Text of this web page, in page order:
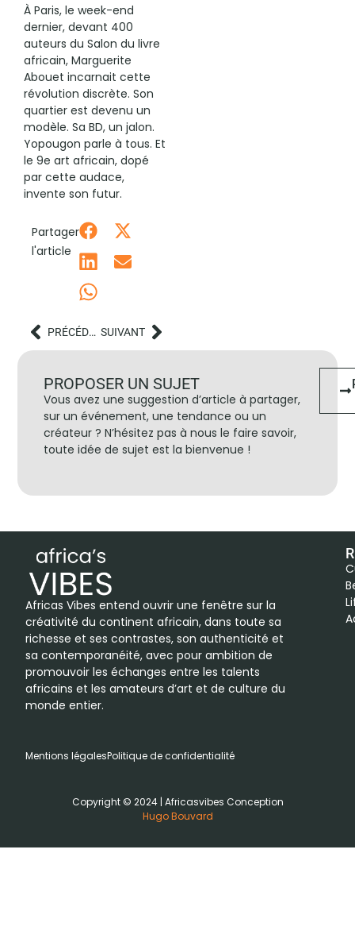
À Paris, le week-end
dernier, devant 400
auteurs du Salon du livre
africain, Marguerite
Abouet incarnait cette
révolution discrète. Son
quartier est devenu un
modèle. Sa BD, un jalon.
Yopougon parle à tous. Et
le 9e art africain, dopé
par cette audace,
invente son futur.
Partager
l'article
PRÉCÉDENT SUIVANT
PROPOSER UN SUJET
Vous avez une suggestion d’article à partager,
sur un événement, une tendance ou un
créateur ? N’hésitez pas à nous le faire savoir,
toute idée de sujet est la bienvenue !
Africas Vibes entend ouvrir une fenêtre sur la
créativité du continent africain, dans toute sa
richesse et ses contrastes, son authenticité et
sa contemporanéité, avec pour ambition de
promouvoir les échanges entre les talents
africains et les amateurs d’art et de culture du
monde entier.
Mentions légalesPolitique de confidentialité
Copyright © 2024 | Africasvibes Conception
Hugo Bouvard